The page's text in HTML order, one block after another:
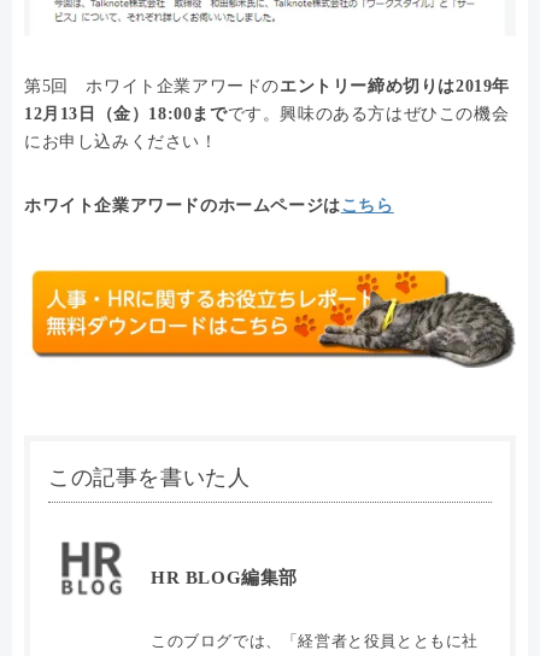
第5回 ホワイト企業アワードのエントリー締め切りは2019年
12月13日（金）18:00までです。興味のある方はぜひこの機会
にお申し込みください！
ホワイト企業アワードのホームページはこちら
この記事を書いた人
HR BLOG編集部
このブログでは、「経営者と役員とともに社